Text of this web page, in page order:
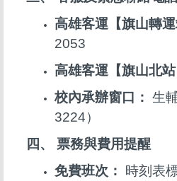
高雄客運【旗山轉運
2053
高雄客運【旗山北站
校內承辦窗口： 生
3224）
四、 票務與費用提醒
免費班次：
時刻表